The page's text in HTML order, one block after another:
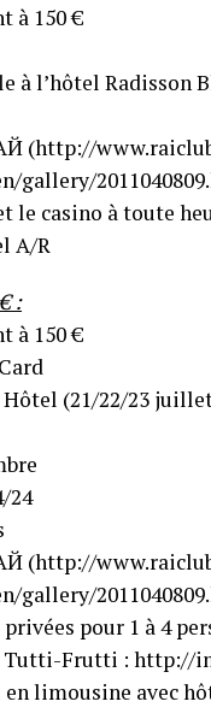
à 150 €
à l’hôtel Radisson
(http://
gallery/
le casino à toute
A/R
:
à 150 €
Hôtel (21/22/23
24
(http://
gallery/
privées pour 1 à 4
Tutti-Frutti :
limousine avec